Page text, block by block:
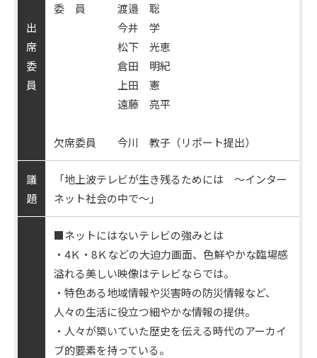
出
席
委
員
委 員 渡邉 聡
今井 学
松下 光恵
倉田 明紀
上田 憲
遠藤 亮平
欠席委員 今川 教子（リポート提出）
議
題
「地上波テレビが生き残るためには ～インター
ネット社会の中で～」
■ネットにはないテレビの強みとは
・4Ｋ・8Ｋなどの大迫力画面、色鮮やかな臨場感
溢れる美しい映像はテレビならでは。
・特色ある地域情報や災害時の防災情報など、
人々の生活に役立つ細やかな情報の提供。
・人々が築いていた歴史を伝える時代のアーカイ
ブ的要素を持っている。